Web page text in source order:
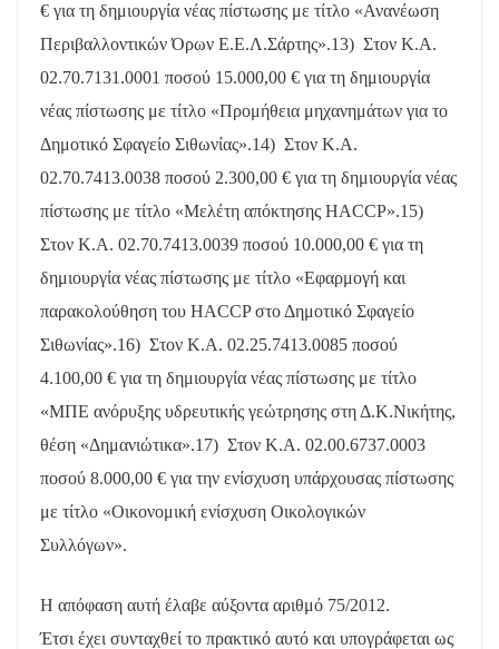
€ για τη δημιουργία νέας πίστωσης με τίτλο «Ανανέωση
Περιβαλλοντικών Όρων Ε.Ε.Λ.Σάρτης».13) Στον Κ.Α.
02.70.7131.0001 ποσού 15.000,00 € για τη δημιουργία
νέας πίστωσης με τίτλο «Προμήθεια μηχανημάτων για το
Δημοτικό Σφαγείο Σιθωνίας».14) Στον Κ.Α.
02.70.7413.0038 ποσού 2.300,00 € για τη δημιουργία νέας
πίστωσης με τίτλο «Μελέτη απόκτησης HACCP».15)
Στον Κ.Α. 02.70.7413.0039 ποσού 10.000,00 € για τη
δημιουργία νέας πίστωσης με τίτλο «Εφαρμογή και
παρακολούθηση του HACCPστο Δημοτικό Σφαγείο
Σιθωνίας».16) Στον Κ.Α. 02.25.7413.0085 ποσού
4.100,00 € για τη δημιουργία νέας πίστωσης με τίτλο
«ΜΠΕ ανόρυξης υδρευτικής γεώτρησης στη Δ.Κ.Νικήτης,
θέση «Δημανιώτικα».17) Στον Κ.Α. 02.00.6737.0003
ποσού 8.000,00 € για την ενίσχυση υπάρχουσας πίστωσης
με τίτλο «Οικονομική ενίσχυση Οικολογικών
Συλλόγων».
Η απόφαση αυτή έλαβε αύξοντα αριθμό 75/2012.
Έτσι έχει συνταχθεί το πρακτικό αυτό και υπογράφεται ως